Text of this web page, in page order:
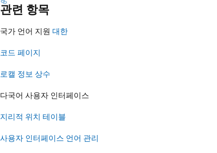
관련 항목
국가 언어 지원 대한
코드 페이지
로캘 정보 상수
다국어 사용자 인터페이스
지리적 위치 테이블
사용자 인터페이스 언어 관리